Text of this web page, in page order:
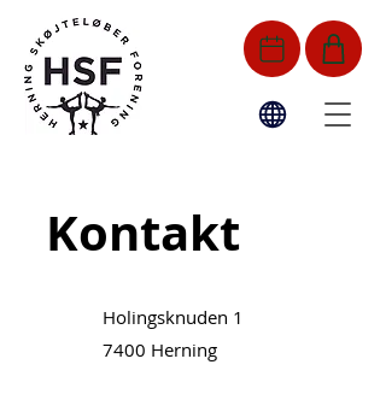
Kontakt
Holingsknuden 1
7400 Herning